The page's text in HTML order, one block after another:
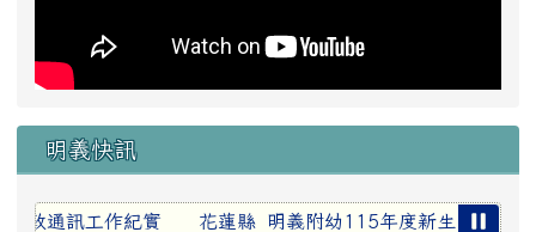
明義快訊
政通訊工作紀實 花蓮縣 明義附幼115年度新生報名抽籤